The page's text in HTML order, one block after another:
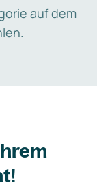
auf dem